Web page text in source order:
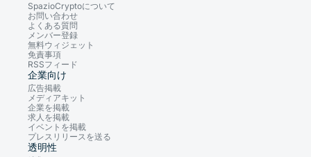
SpazioCryptoについて
お問い合わせ
よくある質問
メンバー登録
無料ウィジェット
免責事項
RSSフィード
企業向け
広告掲載
メディアキット
企業を掲載
求人を掲載
イベントを掲載
プレスリリースを送る
透明性